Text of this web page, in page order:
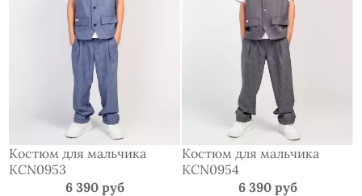
Костюм для мальчика
KCN0953
6 390 руб
Костюм для мальчика
KCN0954
6 390 руб